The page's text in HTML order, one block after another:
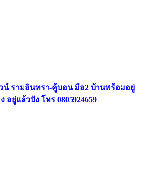
น์ รามอินทรา-คู้บอน มือ2 บ้านพร้อมอยู่
อยู่แล้วปัง โทร 0805924659